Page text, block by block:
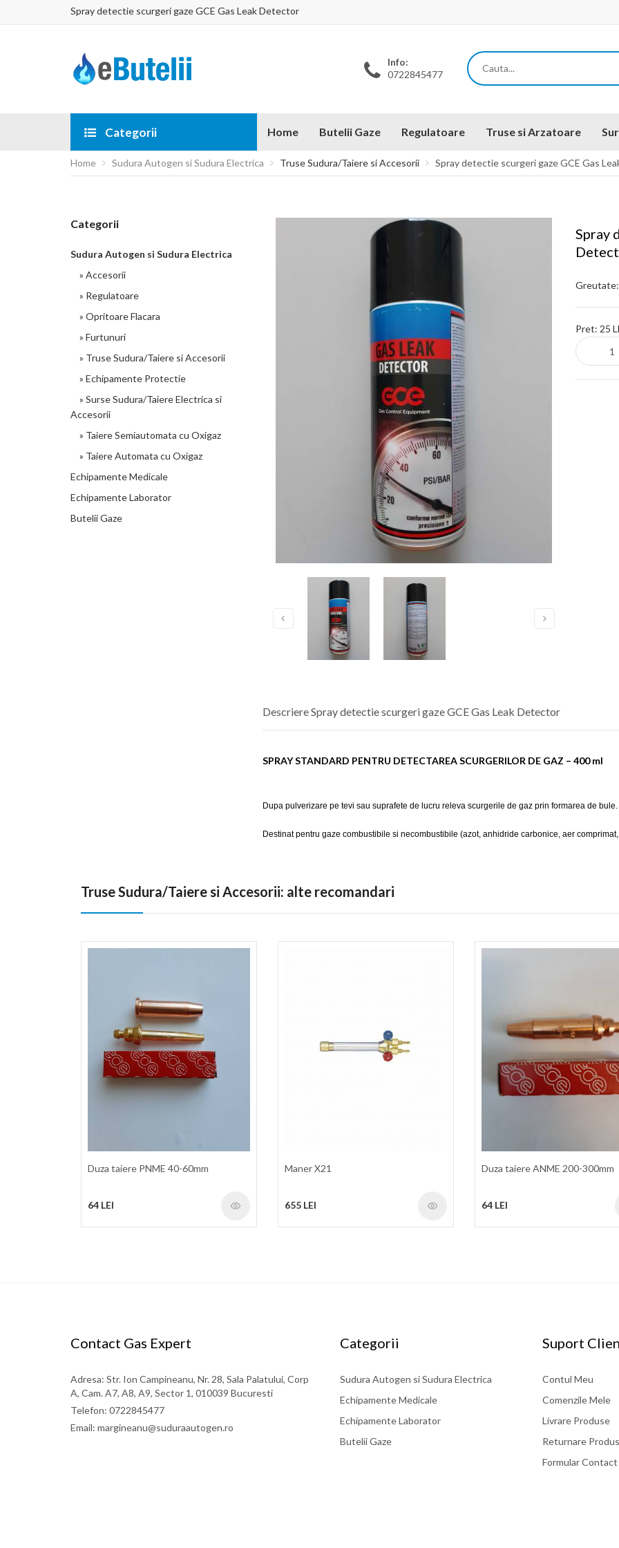
Spray detectie scurgeri gaze GCE Gas Leak Detector
Info:
0722845477
Categorii Home Butelii Gaze Regulatoare Truse si Arzatoare
Home Sudura Autogen si Sudura Electrica Truse Sudura/Taiere si Accesorii Spray detectie scurgeri gaze GCE Gas
Spray
Greutate:
Pret: 25
Descriere Spray detectie scurgeri gaze GCE Gas Leak Detector
SPRAY STANDARD PENTRU DETECTAREA SCURGERILOR DE GAZ – 400 ml
Dupa pulverizare pe tevi sau suprafete de lucru releva scurgerile de gaz prin formarea de bule.
Destinat pentru gaze combustibile si necombustibile (azot, anhidride carbonice, aer
Categorii
Sudura Autogen si Sudura Electrica
» Accesorii
» Regulatoare
» Opritoare Flacara
» Furtunuri
» Truse Sudura/Taiere si Accesorii
» Echipamente Protectie
» Surse Sudura/Taiere Electrica si
Accesorii
» Taiere Semiautomata cu Oxigaz
» Taiere Automata cu Oxigaz
Echipamente Medicale
Echipamente Laborator
Butelii Gaze
Truse Sudura/Taiere si Accesorii: alte recomandari
Duza taiere PNME 40-60mm
64 LEI
Maner X21
655 LEI
Duza taiere ANME 200-300mm
64 LEI
Contact Gas Expert
Adresa: Str. Ion Campineanu, Nr. 28, Sala Palatului, Corp
A, Cam. A7, A8, A9, Sector 1, 010039 Bucuresti
Telefon: 0722845477
Email: margineanu@suduraautogen.ro
Categorii
Sudura Autogen si Sudura Electrica
Echipamente Medicale
Echipamente Laborator
Butelii Gaze
Suport
Contul Meu
Comenzile Mele
Livrare Produse
Returnare
Formular Contact